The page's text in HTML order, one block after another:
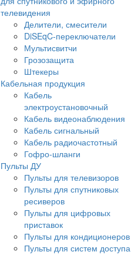
телевидения
Делители, смесители
DiSEqC-переключатели
Мультисвитчи
Грозозащита
Штекеры
Кабельная продукция
Кабель
электроустановочный
Кабель видеонаблюдения
Кабель сигнальный
Кабель радиочастотный
Гофро-шланги
Пульты ДУ
Пульты для телевизоров
Пульты для спутниковых
ресиверов
Пульты для цифровых
приставок
Пульты для кондиционеров
Пульты для систем доступа